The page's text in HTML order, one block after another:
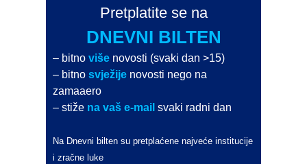
Pretplatite se na
DNEVNI BILTEN
– bitnoviše novosti (svaki dan >15)
– bitnosvježije novosti nego na
zamaaero
– stiže na vaš e-mail svaki radni dan
Na Dnevni bilten su pretplaćene najveće institucije
i zračne luke